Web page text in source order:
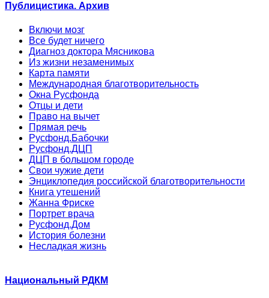
Публицистика. Архив
Включи мозг
Все будет ничего
Диагноз доктора Мясникова
Из жизни незаменимых
Карта памяти
Международная благотворительность
Окна Русфонда
Отцы и дети
Право на вычет
Прямая речь
Русфонд.Бабочки
Русфонд.ДЦП
ДЦП в большом городе
Свои чужие дети
Энциклопедия российской благотворительности
Книга утешений
Жанна Фриске
Портрет врача
Русфонд.Дом
История болезни
Несладкая жизнь
Национальный РДКМ